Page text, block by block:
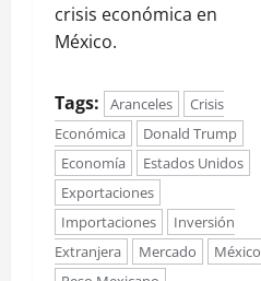
crisis económica en
México.
Tags: Aranceles
Crisis
Económica
Donald Trump
Economía
Estados Unidos
Exportaciones
Importaciones
Inversión
Extranjera
Mercado
México